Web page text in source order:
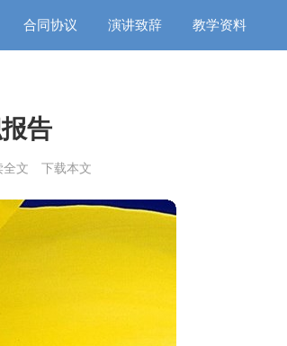
合同协议 演讲致辞 教学资料
告
全文 下载本文